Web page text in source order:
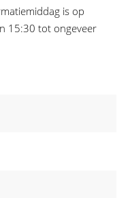
is op
15:30 tot ongeveer